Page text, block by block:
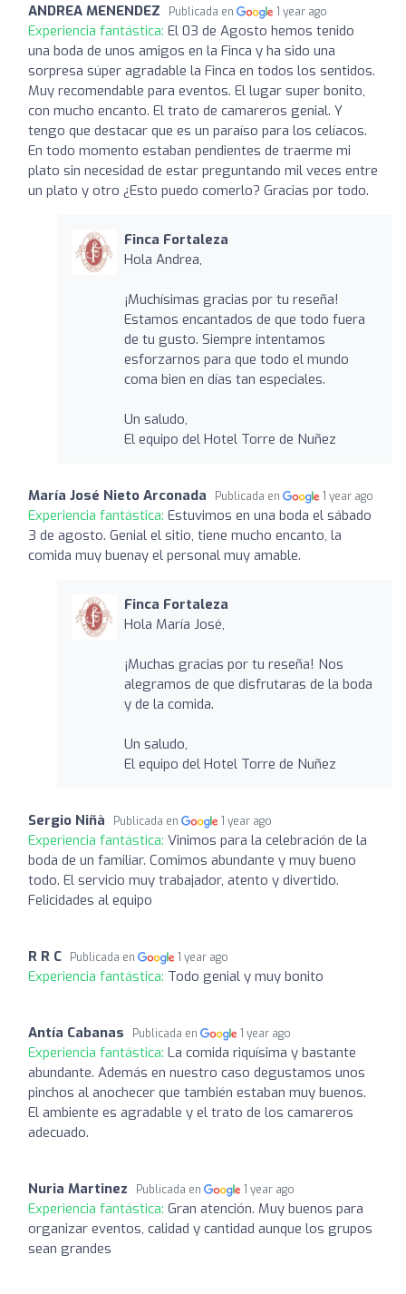
ANDREA MENENDEZ Publicada en 1 year ago
Experiencia fantástica: El 03 de Agosto hemos tenido
una boda de unos amigos en la Finca y ha sido una
sorpresa súper agradable la Finca en todos los sentidos.
Muy recomendable para eventos. El lugar super bonito,
con mucho encanto. El trato de camareros genial. Y
tengo que destacar que es un paraíso para los celíacos.
En todo momento estaban pendientes de traerme mi
plato sin necesidad de estar preguntando mil veces entre
un plato y otro ¿Esto puedo comerlo? Gracias por todo.
Finca Fortaleza
Hola Andrea,
¡Muchísimas gracias por tu reseña!
Estamos encantados de que todo fuera
de tu gusto. Siempre intentamos
esforzarnos para que todo el mundo
coma bien en días tan especiales.
Un saludo,
El equipo del Hotel Torre de Nuñez
María José Nieto Arconada Publicada en 1 year ago
Experiencia fantástica: Estuvimos en una boda el sábado
3 de agosto. Genial el sitio, tiene mucho encanto, la
comida muy buenay el personal muy amable.
Finca Fortaleza
Hola María José,
¡Muchas gracias por tu reseña! Nos
alegramos de que disfrutaras de la boda
y de la comida.
Un saludo,
El equipo del Hotel Torre de Nuñez
Sergio Niñà Publicada en 1 year ago
Experiencia fantástica: Vinimos para la celebración de la
boda de un familiar. Comimos abundante y muy bueno
todo. El servicio muy trabajador, atento y divertido.
Felicidades al equipo
R R C Publicada en 1 year ago
Experiencia fantástica: Todo genial y muy bonito
Antía Cabanas Publicada en 1 year ago
Experiencia fantástica: La comida riquísima y bastante
abundante. Además en nuestro caso degustamos unos
pinchos al anochecer que también estaban muy buenos.
El ambiente es agradable y el trato de los camareros
adecuado.
Nuria Martinez Publicada en 1 year ago
Experiencia fantástica: Gran atención. Muy buenos para
organizar eventos, calidad y cantidad aunque los grupos
sean grandes